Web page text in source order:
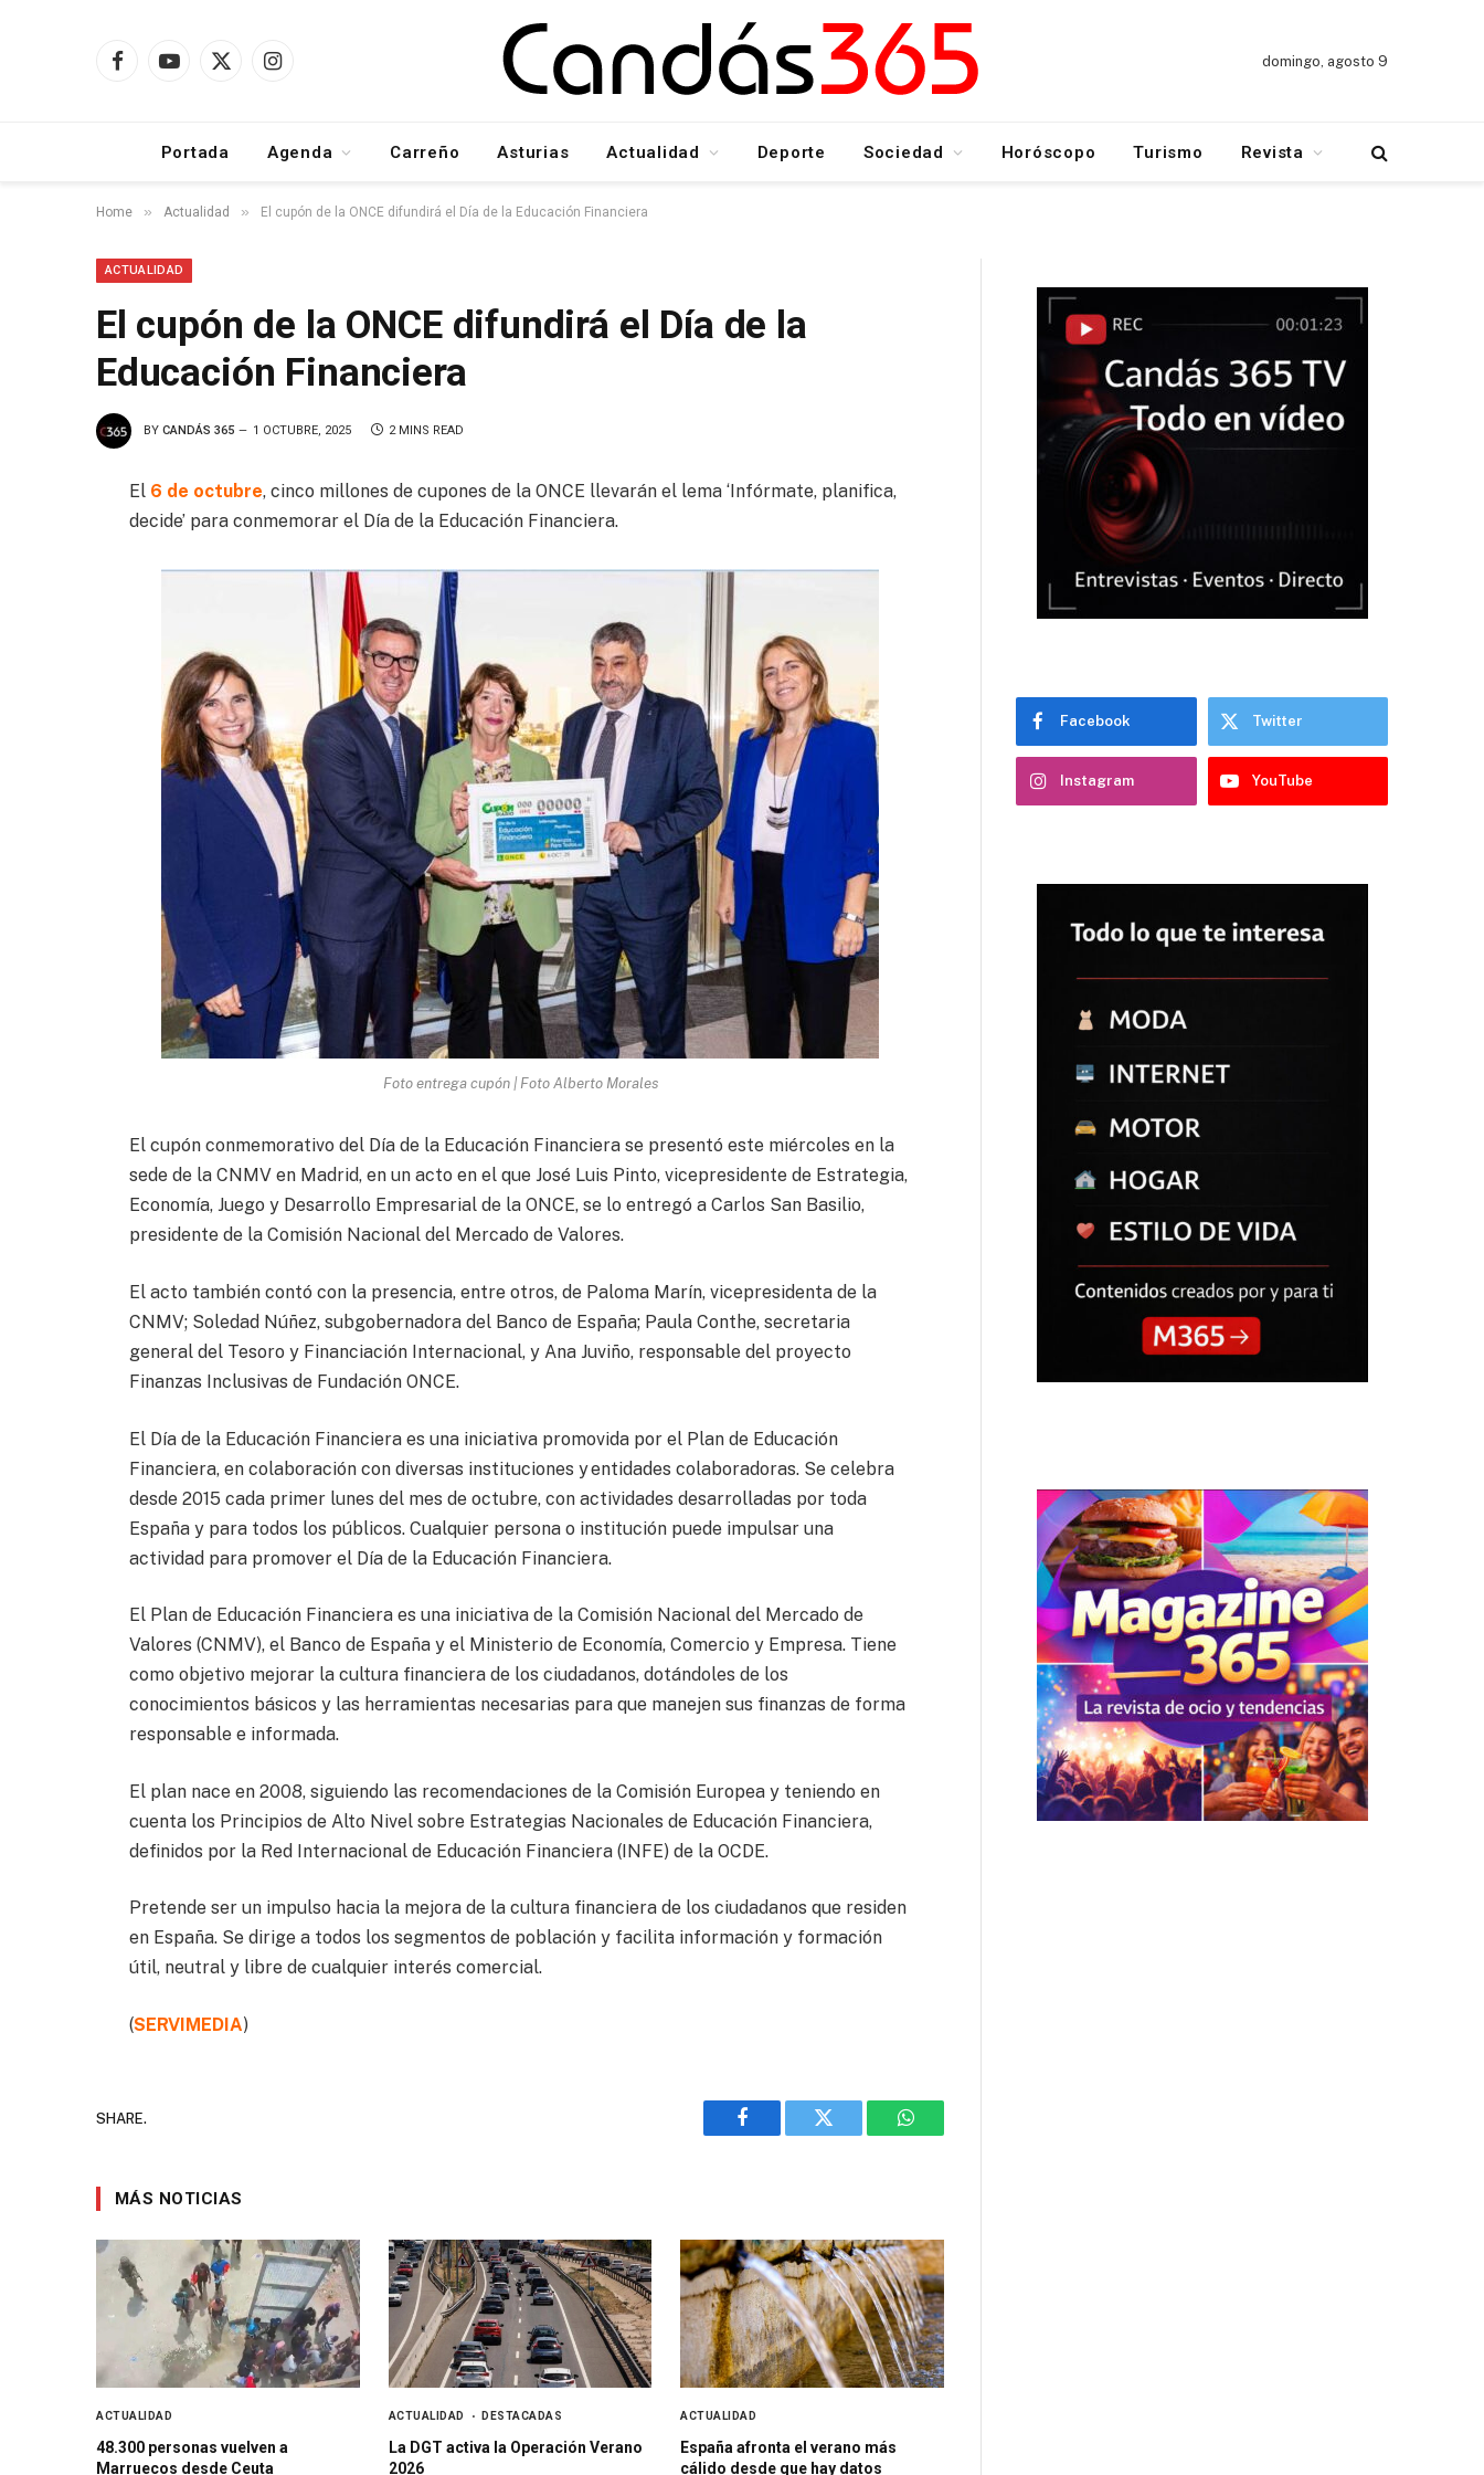
FacebookYouTube
X
Instagram
domingo, agosto 9
Portada Agenda Carreño Asturias Actualidad Deporte Sociedad Horóscopo Turismo Revista
Home » Actualidad » El cupón de la ONCE difundirá el Día de la Educación Financiera
ACTUALIDAD
El cupón de la ONCE difundirá el Día de la
Educación Financiera
BY CANDÁS 365 1 OCTUBRE, 2025 2 MINS READ
El 6 de octubre, cinco millones de cupones de la ONCE llevarán el lema ‘Infórmate, planifica,
decide’ para conmemorar el Día de la Educación Financiera.
Foto entrega cupón | Foto Alberto Morales
El cupón conmemorativo del Día de la Educación Financiera se presentó este miércoles en la
sede de la CNMV en Madrid, en un acto en el que José Luis Pinto, vicepresidente de Estrategia,
Economía, Juego y Desarrollo Empresarial de la ONCE, se lo entregó a Carlos San Basilio,
presidente de la Comisión Nacional del Mercado de Valores.
El acto también contó con la presencia, entre otros, de Paloma Marín, vicepresidenta de la
CNMV; Soledad Núñez, subgobernadora del Banco de España; Paula Conthe, secretaria
general del Tesoro y Financiación Internacional, y Ana Juviño, responsable del proyecto
Finanzas Inclusivas de Fundación ONCE.
El Día de la Educación Financiera es una iniciativa promovida por el Plan de Educación
Financiera, en colaboración con diversas instituciones y entidades colaboradoras. Se celebra
desde 2015 cada primer lunes del mes de octubre, con actividades desarrolladas por toda
España y para todos los públicos. Cualquier persona o institución puede impulsar una
actividad para promover el Día de la Educación Financiera.
El Plan de Educación Financiera es una iniciativa de la Comisión Nacional del Mercado de
Valores (CNMV), el Banco de España y el Ministerio de Economía, Comercio y Empresa. Tiene
como objetivo mejorar la cultura financiera de los ciudadanos, dotándoles de los
conocimientos básicos y las herramientas necesarias para que manejen sus finanzas de forma
responsable e informada.
El plan nace en 2008, siguiendo las recomendaciones de la Comisión Europea y teniendo en
cuenta los Principios de Alto Nivel sobre Estrategias Nacionales de Educación Financiera,
definidos por la Red Internacional de Educación Financiera (INFE) de la OCDE.
Pretende ser un impulso hacia la mejora de la cultura financiera de los ciudadanos que residen
en España. Se dirige a todos los segmentos de población y facilita información y formación
útil, neutral y libre de cualquier interés comercial.
(SERVIMEDIA)
SHARE.
Facebook Twitter WhatsApp
MÁS NOTICIAS
ACTUALIDAD
48.300 personas vuelven a
Marruecos desde Ceuta
ACTUALIDAD DESTACADAS
La DGT activa la Operación Verano
2026
ACTUALIDAD
España afronta el verano más
cálido desde que hay datos
Facebook Twitter
Instagram YouTube